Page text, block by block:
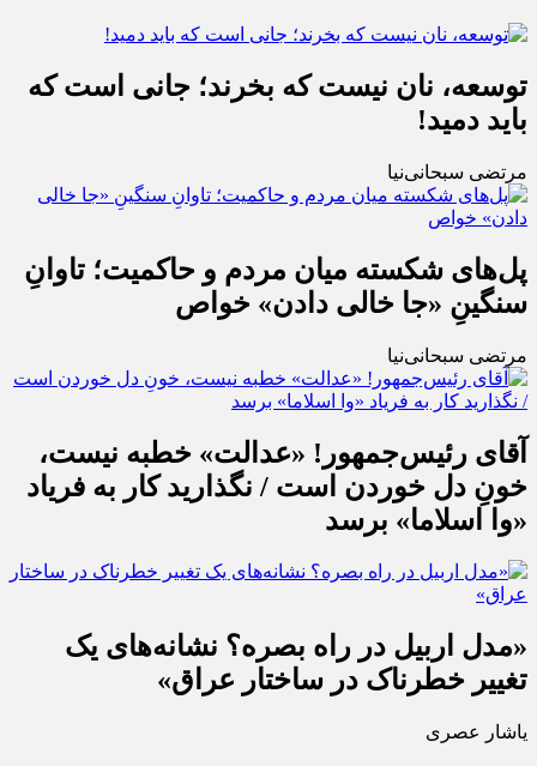
توسعه، نان نیست که بخرند؛ جانی است که
باید دمید!
مرتضی سبحانی‌نیا
پل‌های شکسته میان مردم و حاکمیت؛ تاوانِ
سنگینِ «جا خالی دادن» خواص
مرتضی سبحانی‌نیا
آقای رئیس‌جمهور! «عدالت» خطبه نیست،
خونِ دل خوردن است / نگذارید کار به فریاد
«وا اسلاما» برسد
«مدل اربیل در راه بصره؟ نشانه‌های یک
تغییر خطرناک در ساختار عراق»
یاشار عصری